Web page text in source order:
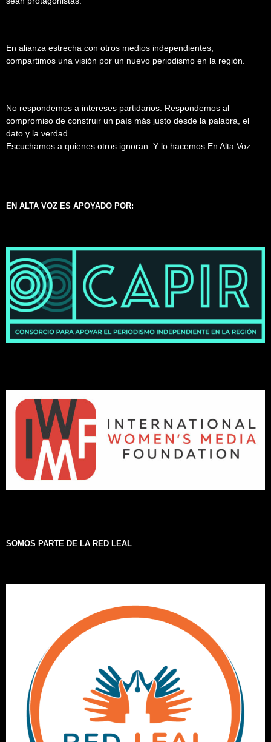
En alianza estrecha con otros medios independientes,
compartimos una visión por un nuevo periodismo en la región.
No respondemos a intereses partidarios. Respondemos al
compromiso de construir un país más justo desde la palabra, el
dato y la verdad.
Escuchamos a quienes otros ignoran. Y lo hacemos En Alta Voz.
EN ALTA VOZ ES APOYADO POR:
SOMOS PARTE DE LA RED LEAL